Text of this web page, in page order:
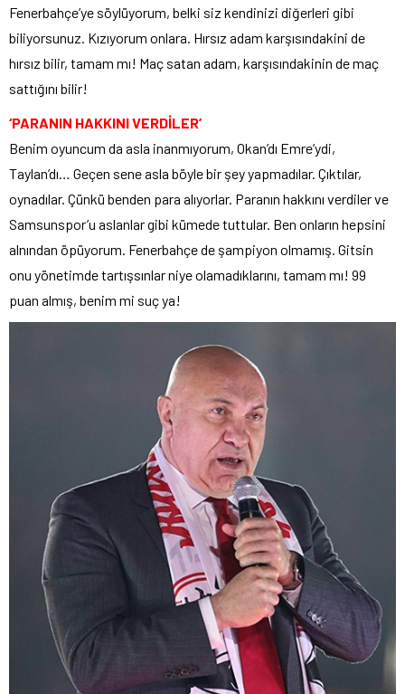
Fenerbahçe’ye söylüyorum, belki siz kendinizi diğerleri gibi
biliyorsunuz. Kızıyorum onlara. Hırsız adam karşısındakini de
hırsız bilir, tamam mı! Maç satan adam, karşısındakinin de maç
sattığını bilir!
‘PARANIN HAKKINI VERDİLER’
Benim oyuncum da asla inanmıyorum, Okan’dı Emre’ydi,
Taylan’dı… Geçen sene asla böyle bir şey yapmadılar. Çıktılar,
oynadılar. Çünkü benden para alıyorlar. Paranın hakkını verdiler ve
Samsunspor’u aslanlar gibi kümede tuttular. Ben onların hepsini
alnından öpüyorum. Fenerbahçe de şampiyon olmamış. Gitsin
onu yönetimde tartışsınlar niye olamadıklarını, tamam mı! 99
puan almış, benim mi suç ya!